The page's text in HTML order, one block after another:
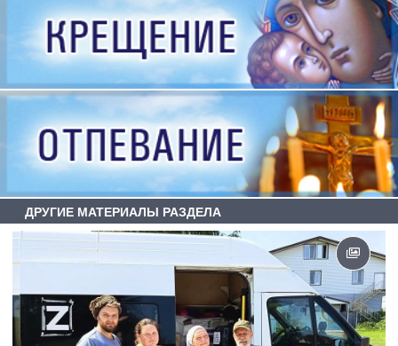
ДРУГИЕ МАТЕРИАЛЫ РАЗДЕЛА